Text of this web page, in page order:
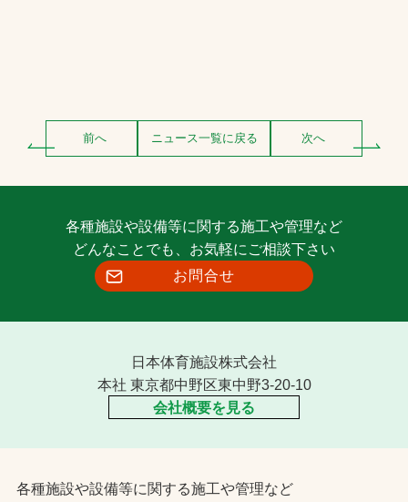
前へ ニュース一覧に戻る 次へ
各種施設や設備等に関する施工や管理など
どんなことでも、お気軽にご相談下さい
お問合せ
日本体育施設株式会社
本社 東京都中野区東中野3-20-10
会社概要を見る
各種施設や設備等に関する施工や管理など